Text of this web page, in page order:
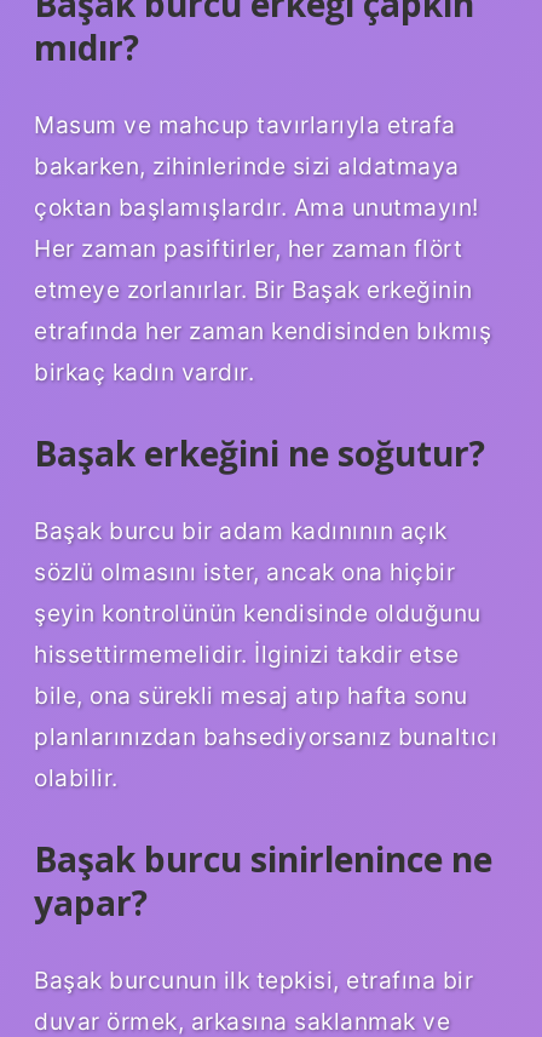
mıdır?
Masum ve mahcup tavırlarıyla etrafa
bakarken, zihinlerinde sizi aldatmaya
çoktan başlamışlardır. Ama unutmayın!
Her zaman pasiftirler, her zaman flört
etmeye zorlanırlar. Bir Başak erkeğinin
etrafında her zaman kendisinden bıkmış
birkaç kadın vardır.
Başak erkeğini ne soğutur?
Başak burcu bir adam kadınının açık
sözlü olmasını ister, ancak ona hiçbir
şeyin kontrolünün kendisinde olduğunu
hissettirmemelidir. İlginizi takdir etse
bile, ona sürekli mesaj atıp hafta sonu
planlarınızdan bahsediyorsanız bunaltıcı
olabilir.
Başak burcu sinirlenince ne
yapar?
Başak burcunun ilk tepkisi, etrafına bir
duvar örmek, arkasına saklanmak ve